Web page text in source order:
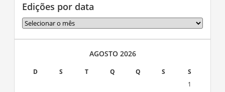
Edições por data
Edições
por
data
AGOSTO 2026
D S T Q Q S
S
1